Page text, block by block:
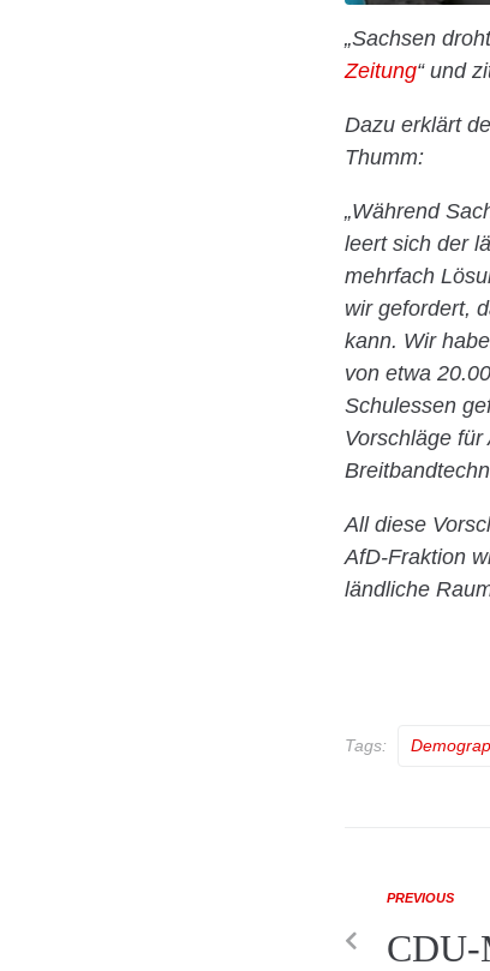
„Sachsen
Zeitung“ und
Dazu erklärt
Thumm:
„Während
leert sich der
mehrfach
wir gefordert,
kann. Wir
von etwa
Schulessen
Vorschläge
All diese
AfD-Fraktion
ländliche
Tags:
PREVIOUS
CDU-